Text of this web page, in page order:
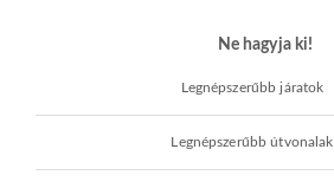
Ne hagyja ki!
Legnépszerűbb járatok
Legnépszerűbb útvonalak